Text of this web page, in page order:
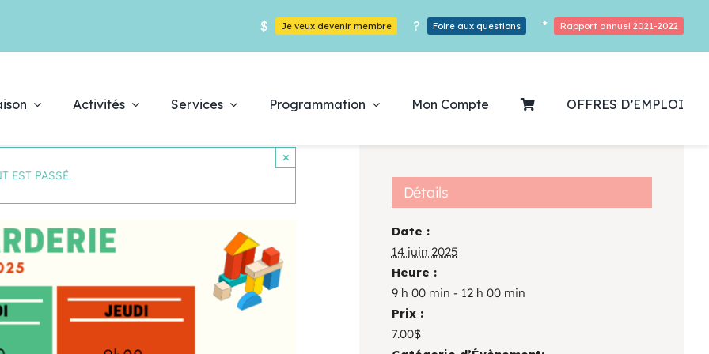
$ Je veux devenir membre ? Foire aux questions * Rapport annuel 2021-2022
Activités Services Programmation
Découvrez notre
programmation
Des Heures De Plaisirs!
Mon Compte OFFRES D’EMPLOI
EST PASSÉ.
×
Détails
Date :
14 juin 2025
Heure :
9 h 00 min - 12 h 00 min
Prix :
7.00$